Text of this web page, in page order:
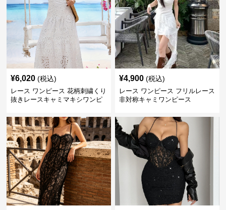
¥6,020 (税込)
レース ワンピース 花柄刺繍くり
抜きレースキャミマキシワンピ
¥4,900 (税込)
レース ワンピース フリルレース
非対称キャミワンピース